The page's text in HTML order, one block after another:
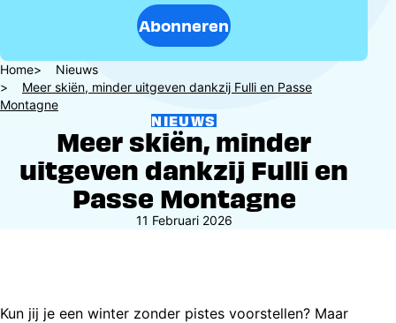
Abonneren
Kruimelpad
Home
Nieuws
Meer skiën, minder uitgeven dankzij Fulli en Passe
Montagne
NIEUWS
Meer skiën, minder
uitgeven dankzij Fulli en
Passe Montagne
11 Februari 2026
Kun jij je een winter zonder pistes voorstellen? Maar